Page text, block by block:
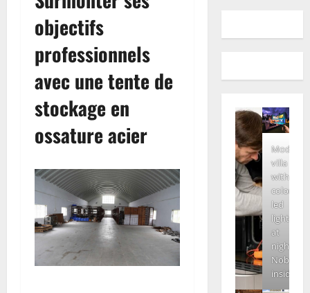
objectifs
professionnels
avec une tente de
stockage en
ossature acier
Modern
villa
with
colored
led
lights
at
night.
Nobody
inside